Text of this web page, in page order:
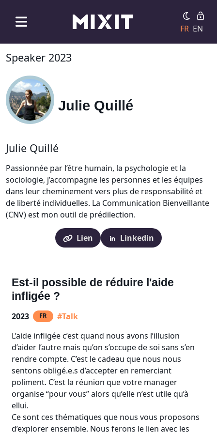
FR EN
Speaker 2023
Julie Quillé
Julie Quillé
Passionnée par l’être humain, la psychologie et la
sociologie, j’accompagne les personnes et les équipes
dans leur cheminement vers plus de responsabilité et
de liberté individuelles. La Communication Bienveillante
(CNV) est mon outil de prédilection.
Lien Linkedin
Est-il possible de réduire l'aide
infligée ?
2023 FR
#Talk
L’aide infligée c’est quand nous avons l’illusion
d’aider l’autre mais qu’on s’occupe de soi sans s’en
rendre compte. C’est le cadeau que nous nous
sentons obligé.e.s d’accepter en remerciant
poliment. C’est la réunion que votre manager
organise “pour vous” alors qu’elle n’est utile qu’à
ellui.
Ce sont ces thématiques que nous vous proposons
d’explorer ensemble. Nous ferons le lien avec les